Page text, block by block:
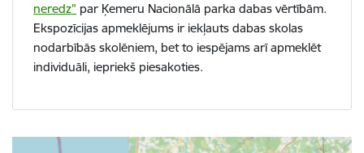
neredz” par Ķemeru Nacionālā parka dabas vērtībām.
Ekspozīcijas apmeklējums ir iekļauts dabas skolas
nodarbībās skolēniem, bet to iespējams arī apmeklēt
individuāli, iepriekš piesakoties.